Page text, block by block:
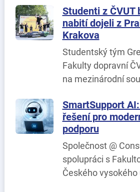
Studenti z ČVUT
nabití dojeli z
Krakova
Studentský tým
Fakulty dopravní
na mezinárodní
2026, která se
26. 6. v Polsku,
nejlepšího výsledku.
SmartSupport
řešení pro
podporu
Společnost @
spolupráci s
Českého